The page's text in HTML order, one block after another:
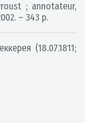
; annotateur,
– 343 p.
(18.07.1811;